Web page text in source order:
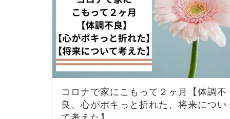
コロナで家にこもって２ヶ月【体調不
良、心がポキっと折れた、将来につい